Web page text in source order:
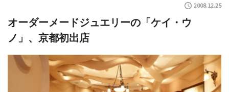
2008.12.25
オーダーメードジュエリーの「ケイ・ウ
ノ」、京都初出店